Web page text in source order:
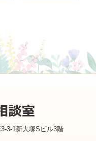
3-1新大塚Sビル3階